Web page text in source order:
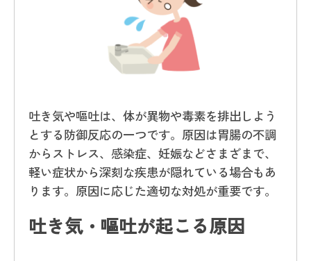
吐き気や嘔吐は、体が異物や毒素を排出しよう
とする防御反応の一つです。原因は胃腸の不調
からストレス、感染症、妊娠などさまざまで、
軽い症状から深刻な疾患が隠れている場合もあ
ります。原因に応じた適切な対処が重要です。
吐き気・嘔吐が起こる原因